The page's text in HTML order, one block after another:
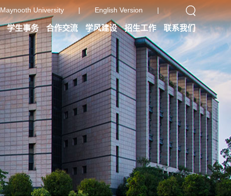
Maynooth University | English Version |
学生事务 合作交流 学风建设 招生工作 联系我们